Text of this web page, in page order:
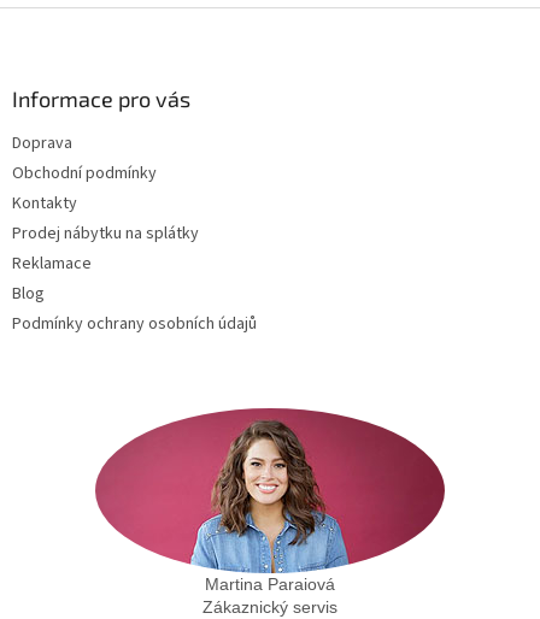
Informace pro vás
Doprava
Obchodní podmínky
Kontakty
Prodej nábytku na splátky
Reklamace
Blog
Podmínky ochrany osobních údajů
Martina Paraiová
Zákaznický servis